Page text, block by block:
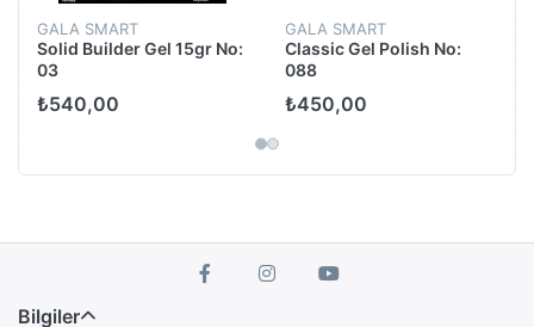
GALA SMART
Solid Builder Gel 15gr No:
03
₺540,00
GALA SMART
Classic Gel Polish No:
088
₺450,00
Bilgiler